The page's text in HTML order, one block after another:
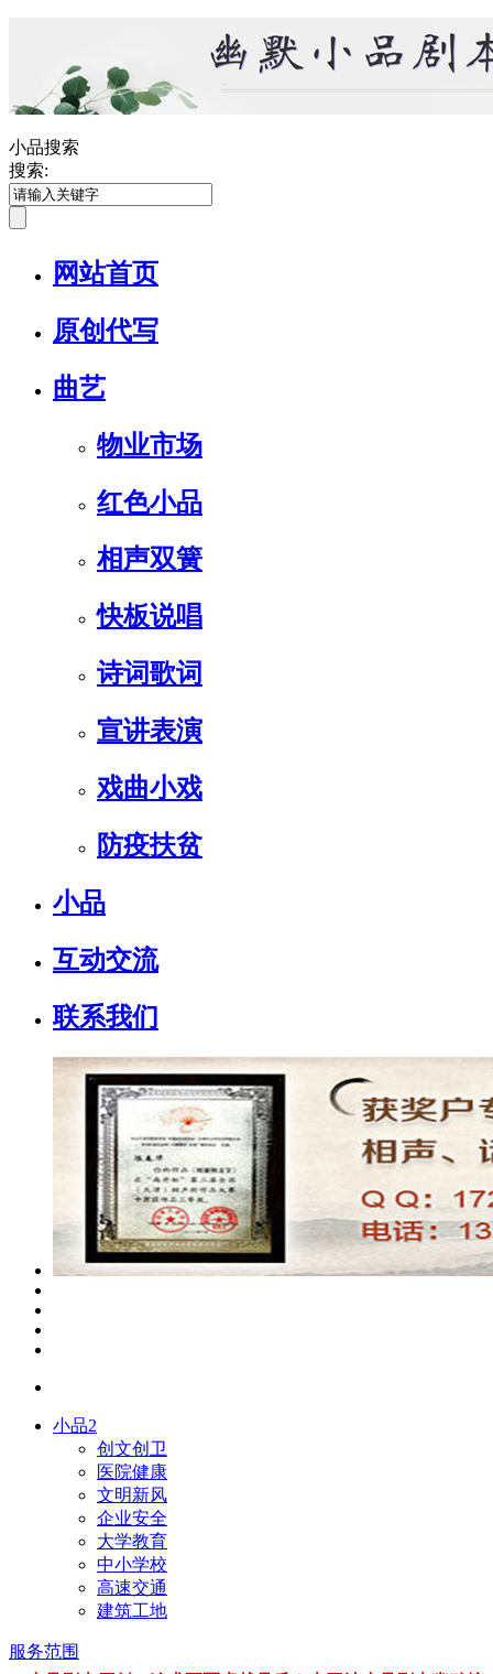
小品搜索
搜索:
网站首页
原创代写
曲艺
物业市场
红色小品
相声双簧
快板说唱
诗词歌词
宣讲表演
戏曲小戏
防疫扶贫
小品
互动交流
联系我们
小品2
创文创卫
医院健康
文明新风
企业安全
大学教育
中小学校
高速交通
建筑工地
服务范围